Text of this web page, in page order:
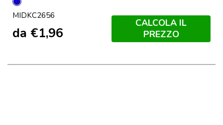
Blu
Trasparente
MIDKC2656
da €1,96
CALCOLA IL
PREZZO